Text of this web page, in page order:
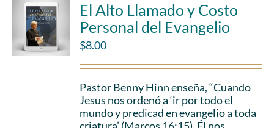
El Alto Llamado y Costo
Personal del Evangelio
$8.00
Pastor Benny Hinn enseña, “Cuando
Jesus nos ordenó a ‘ir por todo el
mundo y predicad en evangelio a toda